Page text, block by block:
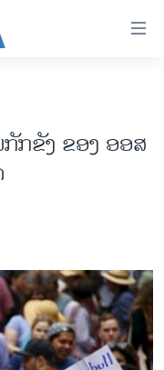
ກຂັງ ຂອງ ອອສ